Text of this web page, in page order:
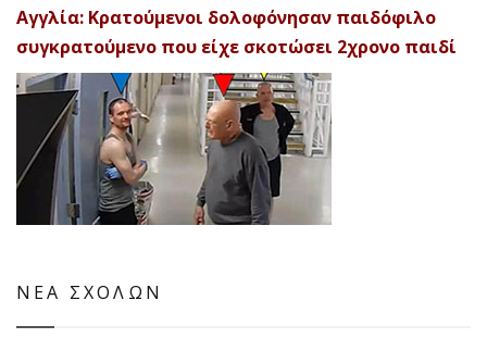
Αγγλία: Κρατούμενοι δολοφόνησαν παιδόφιλο
συγκρατούμενο που είχε σκοτώσει 2χρονο παιδί
ΝΕΑ ΣΧΟΛΩΝ